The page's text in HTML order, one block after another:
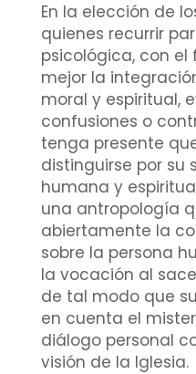
En la elección de
quienes recurrir
psicológica, con
mejor la
moral y espiritual,
confusiones o
tenga presente
distinguirse por su
humana y
una antropología
abiertamente la
sobre la persona
la vocación al
de tal modo que
en cuenta el
diálogo personal
visión de la Iglesia.